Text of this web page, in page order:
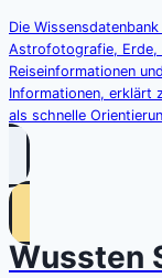
Die
Astrofotografie, Erde,
Reiseinformationen
Informationen, erklärt
als schnelle
Wussten